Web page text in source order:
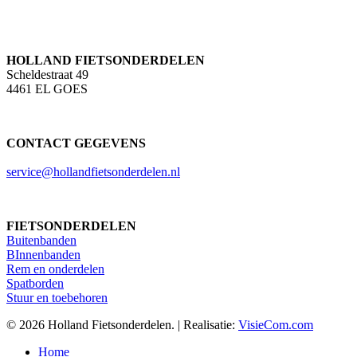
HOLLAND FIETSONDERDELEN
Scheldestraat 49
4461 EL GOES
CONTACT GEGEVENS
service@hollandfietsonderdelen.nl
FIETSONDERDELEN
Buitenbanden
BInnenbanden
Rem en onderdelen
Spatborden
Stuur en toebehoren
© 2026 Holland Fietsonderdelen. | Realisatie: VisieCom.com
Close
Home